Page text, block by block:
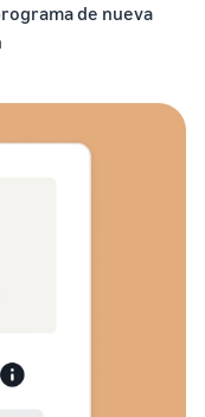
de nueva